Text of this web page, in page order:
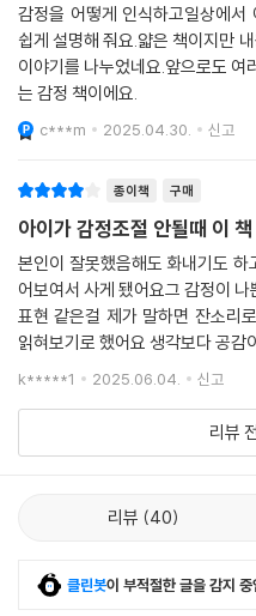
감정을 어떻게 인식하고일상에서
쉽게 설명해 줘요.얇은 책이지만
이야기를 나누었네요.앞으로도 여
는 감정 책이에요.
c***m 2025.04.30. 신고
종이책 구매
아이가 감정조절 안될때 이
본인이 잘못했음해도 화내기도
어보여서 사게 됐어요그 감정이
표현 같은걸 제가 말하면 잔소리
읽혀보기로 했어요 생각보다 공감
했던 부분들이 눈에 띄어 반성도
k*****1 2025.06.04. 신고
리뷰
리뷰 40
클린봇이 부적절한 글을 감지 중